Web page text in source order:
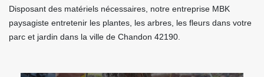
Disposant des matériels nécessaires, notre entreprise MBK
paysagiste entretenir les plantes, les arbres, les fleurs dans votre
parc et jardin dans la ville de Chandon 42190.